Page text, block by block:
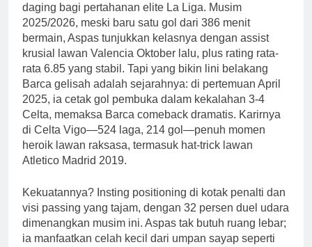
daging bagi pertahanan elite La Liga. Musim
2025/2026, meski baru satu gol dari 386 menit
bermain, Aspas tunjukkan kelasnya dengan assist
krusial lawan Valencia Oktober lalu, plus rating rata-
rata 6.85 yang stabil. Tapi yang bikin lini belakang
Barca gelisah adalah sejarahnya: di pertemuan April
2025, ia cetak gol pembuka dalam kekalahan 3-4
Celta, memaksa Barca comeback dramatis. Karirnya
di Celta Vigo—524 laga, 214 gol—penuh momen
heroik lawan raksasa, termasuk hat-trick lawan
Atletico Madrid 2019.
Kekuatannya? Insting positioning di kotak penalti dan
visi passing yang tajam, dengan 32 persen duel udara
dimenangkan musim ini. Aspas tak butuh ruang lebar;
ia manfaatkan celah kecil dari umpan sayap seperti